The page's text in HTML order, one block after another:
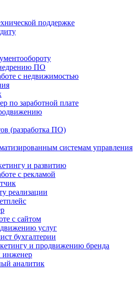
поддержке
ПО
с недвижимостью
по заработной плате
(разработка ПО)
системам управления
и развитию
с рекламой
реализации
с сайтом
услуг
бухгалтерии
и продвижению бренда
инженер
аналитик